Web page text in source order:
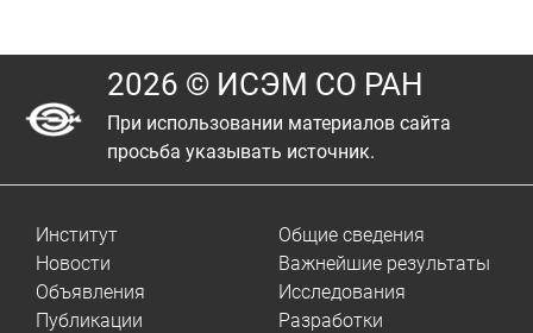
2026 © ИСЭМ СО РАН
При использовании материалов сайта
просьба указывать источник.
Институт
Новости
Объявления
Публикации
Общие сведения
Важнейшие результаты
Исследования
Разработки